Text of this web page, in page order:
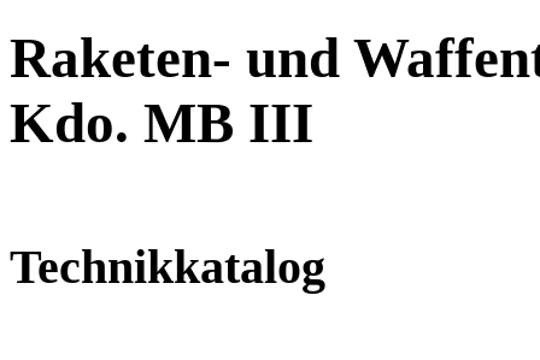
Raketen- und
Kdo. MB III
Technikkatalog